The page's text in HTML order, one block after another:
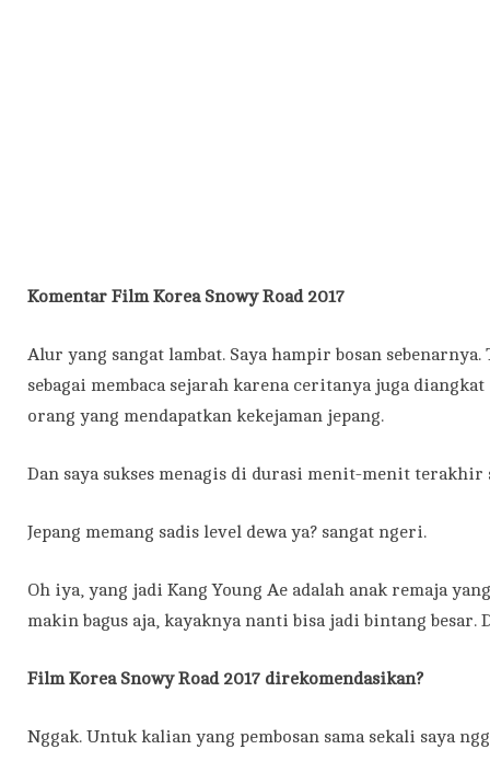
Komentar Film Korea Snowy Road 2017
Alur yang sangat lambat. Saya hampir bosan
sebagai membaca sejarah karena ceritanya juga
orang yang mendapatkan kekejaman jepang.
Dan saya sukses menagis di durasi menit-menit terakhir
Jepang memang sadis level dewa ya? sangat ngeri.
Oh iya, yang jadi Kang Young Ae adalah anak remaja
makin bagus aja, kayaknya nanti bisa jadi bintang besar.
Film Korea Snowy Road 2017 direkomendasikan?
Nggak. Untuk kalian yang pembosan sama sekali saya